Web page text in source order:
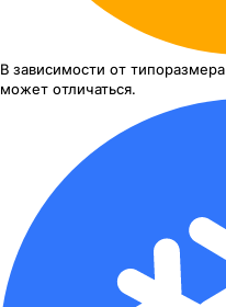
В зависимости от типоразмера
может отличаться.